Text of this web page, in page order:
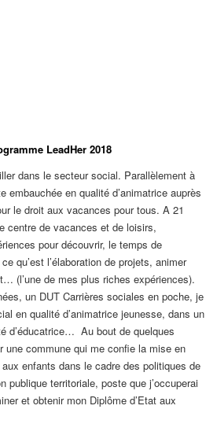
LeadHer 2018
dans le secteur social. Parallèlement à
embauchée en qualité d’animatrice auprès
le droit aux vacances pour tous. A 21
centre de vacances et de loisirs,
pour découvrir, le temps de
qu’est l’élaboration de projets, animer
(l’une de mes plus riches expériences).
un DUT Carrières sociales en poche, je
en qualité d’animatrice jeunesse, dans un
d’éducatrice… Au bout de quelques
une commune qui me confie la mise en
enfants dans le cadre des politiques de
publique territoriale, poste que j’occuperai
et obtenir mon Diplôme d’Etat aux